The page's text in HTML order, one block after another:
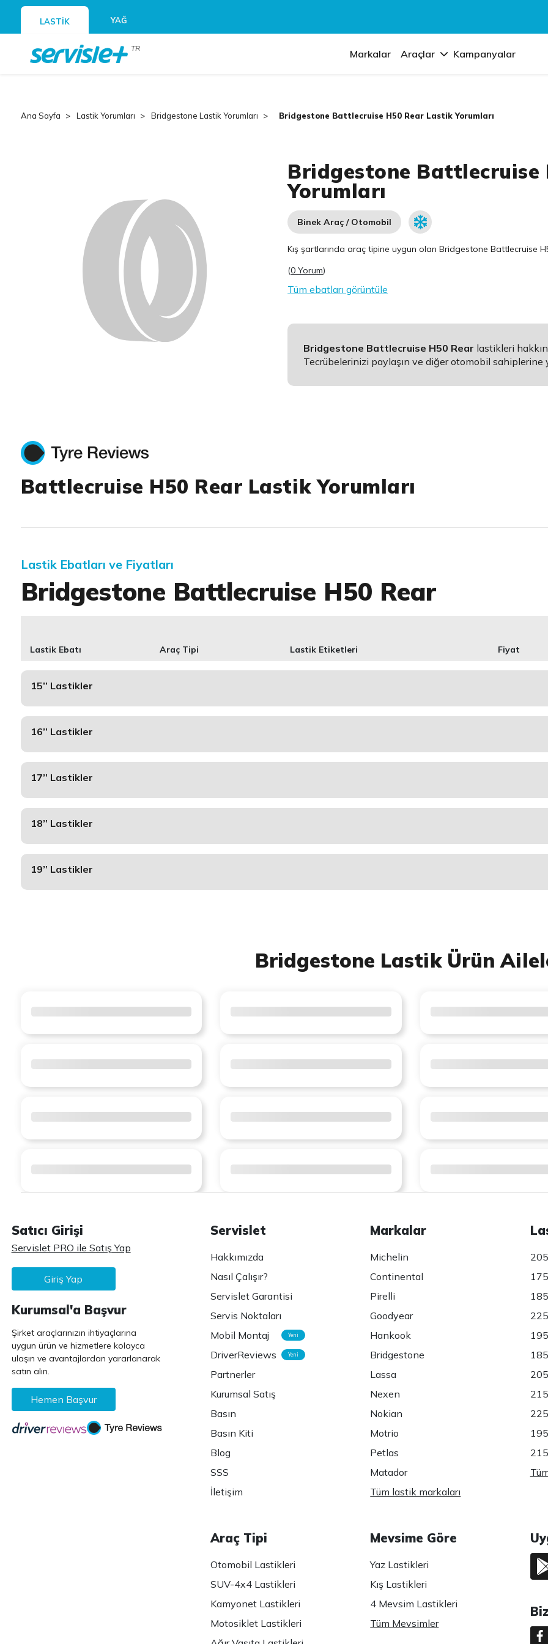
LASTİK YAĞ
TR Markalar Araçlar Kampanyalar
Ana Sayfa Lastik Yorumları Bridgestone Lastik Yorumları Bridgestone Battlecruise H50 Rear Lastik Yorumları
Bridgestone Battlecruise
Yorumları
Binek Araç / Otomobil
Kış şartlarında araç tipine uygun olanBridgestone Battlecruise
(0 Yorum)
Tüm ebatları görüntüle
Bridgestone Battlecruise H50 Rear lastikleri
Tecrübelerinizi paylaşın ve diğer otomobil sahiplerine
Battlecruise H50 Rear Lastik Yorumları
Lastik Ebatları ve Fiyatları
Bridgestone Battlecruise H50 Rear
Lastik Ebatı Araç Tipi Lastik Etiketleri Fiyat
15’’ Lastikler
16’’ Lastikler
17’’ Lastikler
18’’ Lastikler
19’’ Lastikler
Bridgestone Lastik Ürün
Satıcı Girişi
Servislet PRO ile Satış Yap
Giriş Yap
Kurumsal'a Başvur
Şirket araçlarınızın ihtiyaçlarına
uygun ürün ve hizmetlere kolayca
ulaşın ve avantajlardan yararlanarak
satın alın.
Hemen Başvur
Servislet
Hakkımızda
Nasıl Çalışır?
Servislet Garantisi
Servis Noktaları
Mobil Montaj
Yeni
DriverReviews Yeni
Partnerler
Kurumsal Satış
Basın
Basın Kiti
Blog
SSS
İletişim
Markalar
Michelin
Continental
Pirelli
Goodyear
Hankook
Bridgestone
Lassa
Nexen
Nokian
Motrio
Petlas
Matador
Tüm lastik markaları
Araç Tipi
Otomobil Lastikleri
SUV-4x4 Lastikleri
Kamyonet Lastikleri
Motosiklet Lastikleri
Mevsime Göre
Yaz Lastikleri
Kış Lastikleri
4 Mevsim Lastikleri
Tüm Mevsimler